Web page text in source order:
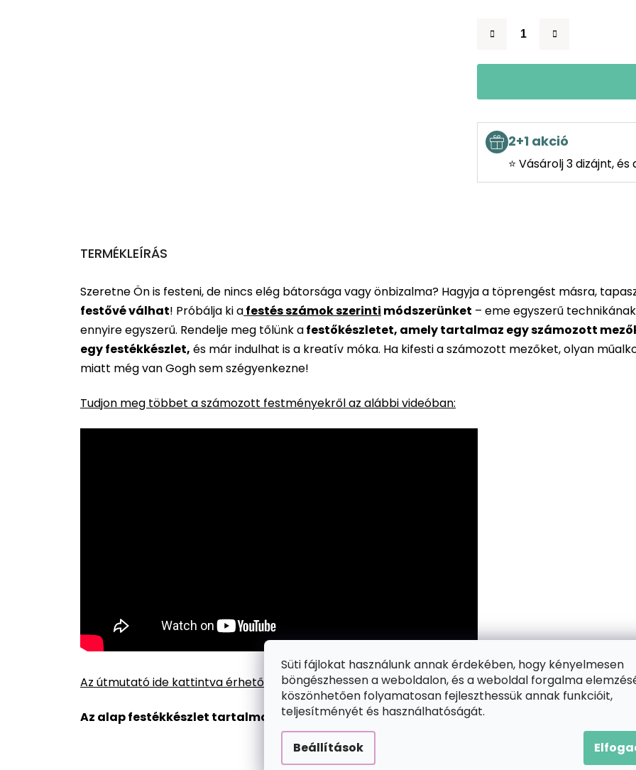
Süti fájlokat használunk annak érdekében, hogy kényelmesen
böngészhessen a weboldalon, és a weboldal forgalma
köszönhetően folyamatosan fejleszthessük annak funkcióit,
teljesítményét és használhatóságát.
Beállítások
2+1 akció
⭐ Vásárolj 3 dizájnt,
TERMÉKLEÍRÁS
Szeretne Ön is festeni, de nincs elég bátorsága vagy önbizalma? Hagyja a töprengést másra,
festővé válhat! Próbálja ki afestés számok szerinti módszerünket – eme egyszerű
ennyire egyszerű. Rendelje meg tőlünk afestőkészletet, amely tartalmaz egy számozott
egy festékkészlet, és már indulhat is a kreatív móka. Ha kifesti a számozott mezőket, olyan
miatt még van Gogh sem szégyenkezne!
Tudjon meg többet a számozott festményekről az alábbi videóban:
Az útmutató ide kattintva érhető el.
Az alap festékkészlet tartalma: